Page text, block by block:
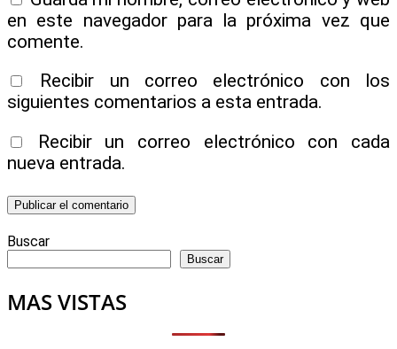
en este navegador para la próxima vez que
comente.
Recibir un correo electrónico con los
siguientes comentarios a esta entrada.
Recibir un correo electrónico con cada
nueva entrada.
Buscar
Buscar
MAS VISTAS